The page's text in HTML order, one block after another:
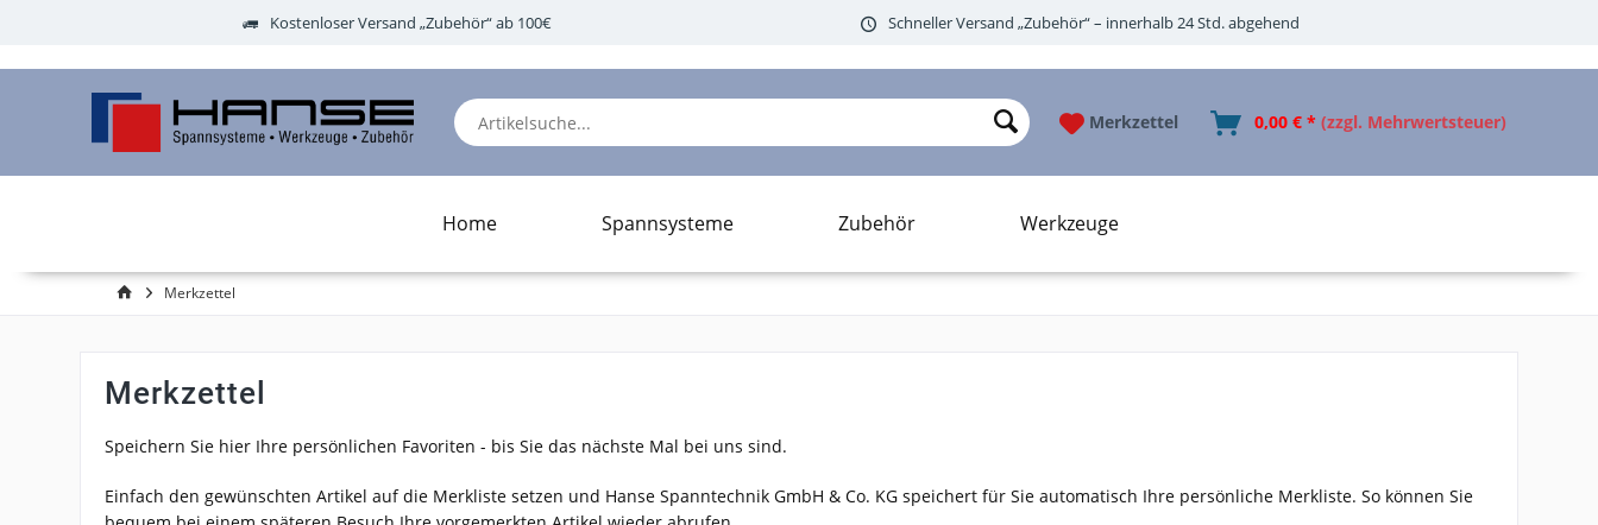
Kostenloser Versand „Zubehör“ ab 100€ Schneller Versand „Zubehör“ – innerhalb 24 Std. abgehend
Merkzettel 0,00 € * (zzgl. Mehrwertsteuer)
Home Spannsysteme Zubehör Werkzeuge
Merkzettel
Merkzettel
Speichern Sie hier Ihre persönlichen Favoriten - bis Sie das nächste Mal bei uns sind.
Einfach den gewünschten Artikel auf die Merkliste setzen und Hanse Spanntechnik GmbH & Co. KG speichert für Sie automatisch Ihre persönliche Merkliste. So können Sie